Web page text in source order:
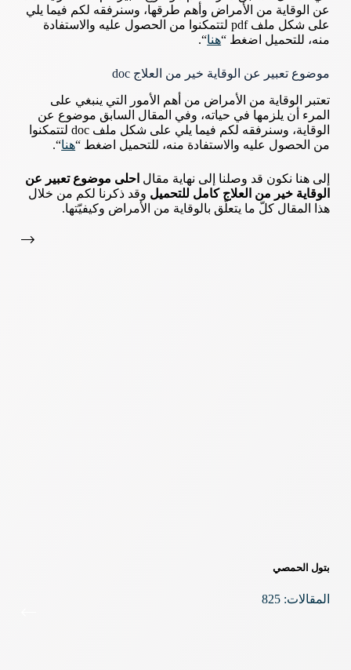
عن الوقاية من الأمراض وأهم طرقها، وسنرفقه لكم فيما يلي
على شكل ملف pdf لتتمكنوا من الحصول عليه والاستفادة
منه، للتحميل اضغط “هنا“.
موضوع تعبير عن الوقاية خير من العلاج doc
تعتبر الوقاية من الأمراض من أهم الأمور التي ينبغي على
المرء أن يلزمها في حياته، وفي المقال السابق موضوع عن
الوقاية، وسنرفقه لكم فيما يلي على شكل ملف doc لتتمكنوا
من الحصول عليه والاستفادة منه، للتحميل اضغط “هنا“.
إلى هنا نكون قد وصلنا إلى نهاية مقال احلى موضوع تعبير عن
الوقاية خير من العلاج كامل للتحميل وقد ذكرنا لكم من خلال
هذا المقال كلّ ما يتعلّق بالوقاية من الأمراض وكيفيّتها.
بتول الحمصي
المقالات: 825